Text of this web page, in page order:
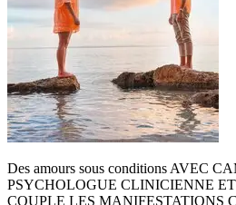
Des amours sous conditions AVEC
PSYCHOLOGUE CLINICIENNE
COUPLE LES MANIFESTATIONS